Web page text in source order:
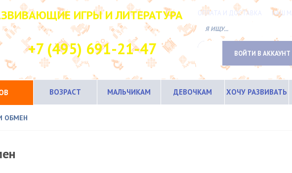
ИГРЫ И ЛИТЕРАТУРА
НАШ КОНТАКТНЫЙ ТЕЛЕФОН
+7 (495) 691-21-47
ОПЛАТА И ДОСТАВКА НАШ
ВОЙТИ В АККАУНТ
ВОЗРАСТ МАЛЬЧИКАМ ДЕВОЧКАМ ХОЧУ РАЗВИВАТЬ
ОБМЕН